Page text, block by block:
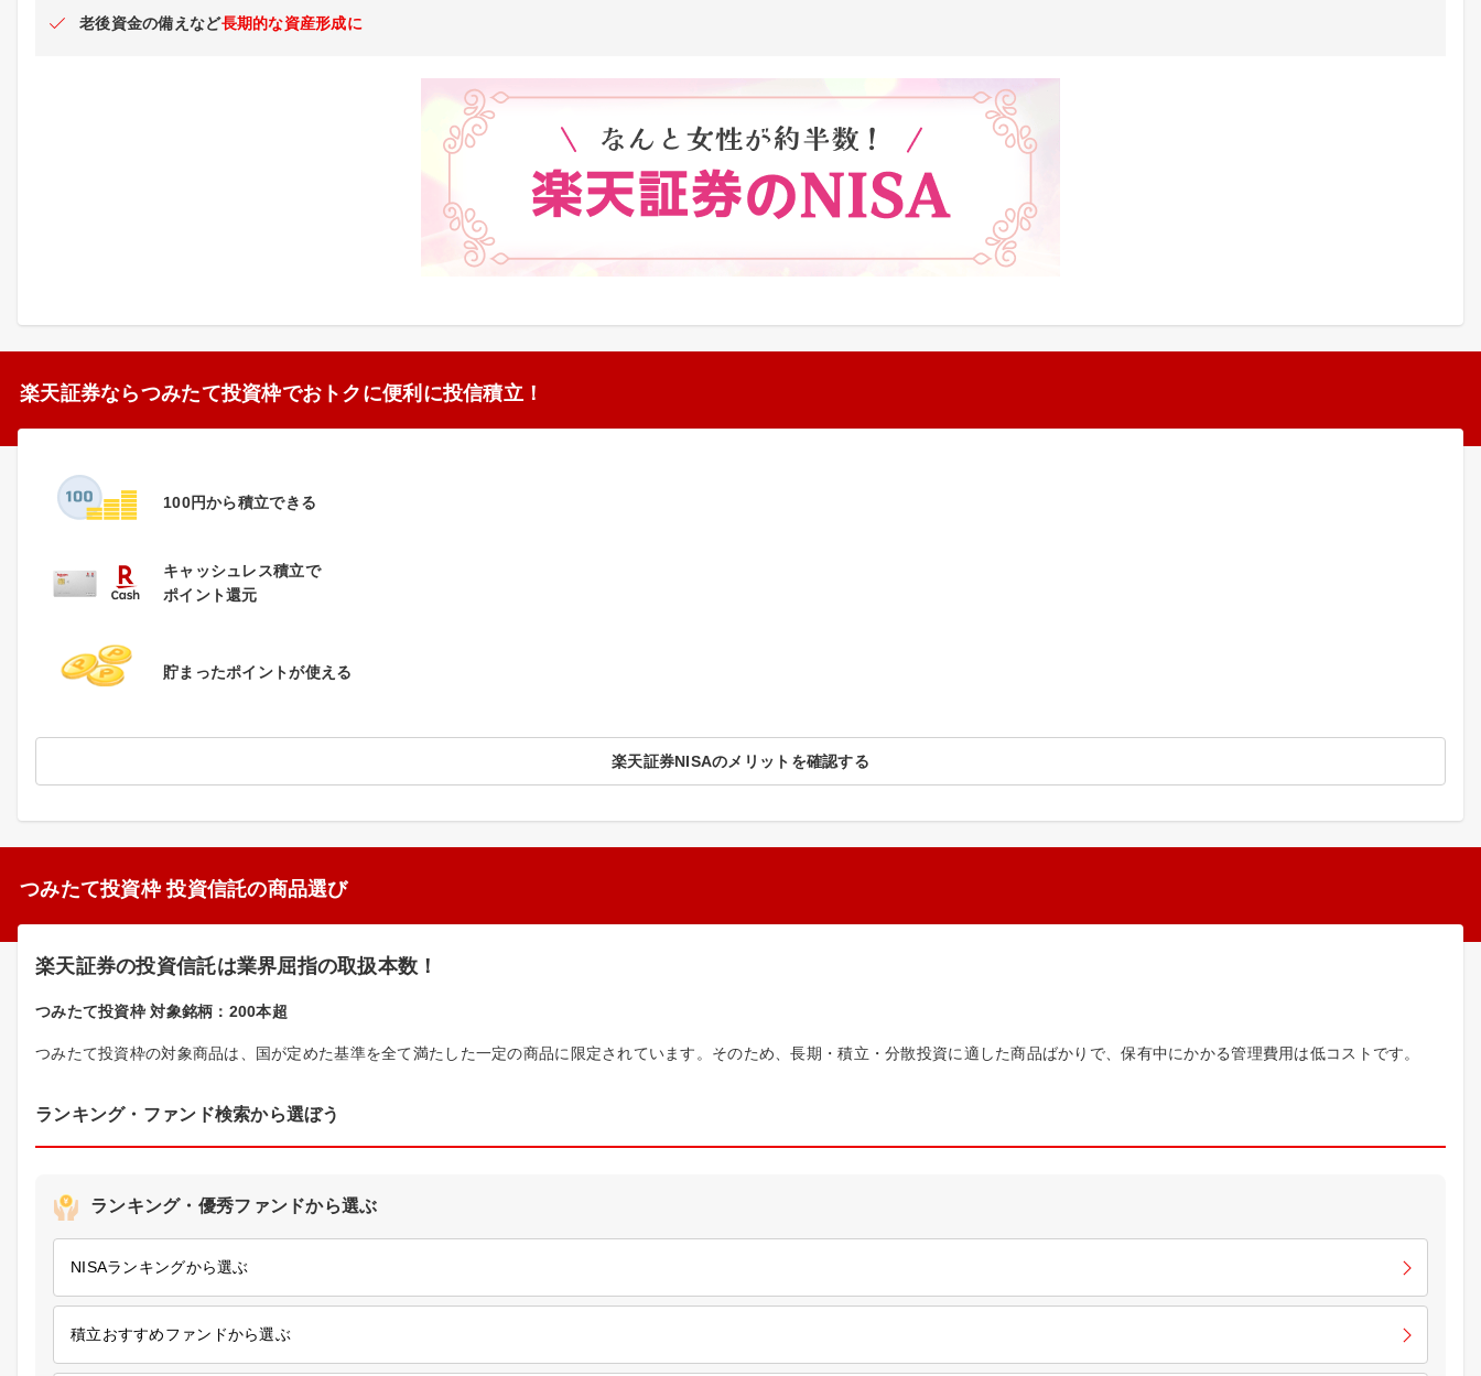
老後資金の備えなど長期的な資産形成に
楽天証券ならつみたて投資枠でおトクに便利に投信積立！
100円から積立できる
キャッシュレス積立で
ポイント還元
貯まったポイントが使える
楽天証券NISAのメリットを確認する
つみたて投資枠 投資信託の商品選び
楽天証券の投資信託は業界屈指の取扱本数！
つみたて投資枠 対象銘柄：200本超
つみたて投資枠の対象商品は、国が定めた基準を全て満たした一定の商品に限定されています。そのため、長期・積立・分散投資に適した商品ばかりで、保有中にかかる管理費用は低コストです。
ランキング・ファンド検索から選ぼう
ランキング・優秀ファンドから選ぶ
NISAランキングから選ぶ
積立おすすめファンドから選ぶ